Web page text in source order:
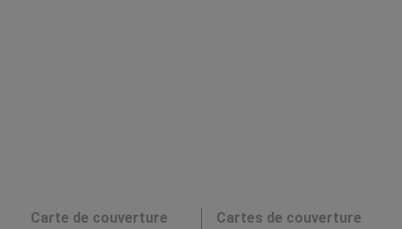
Carte de couverture
Cartes de couverture